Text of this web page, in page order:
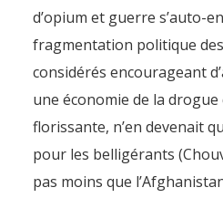
d’opium et guerre s’auto-
fragmentation politique
considérés encourageant
une économie de la
florissante, n’en devenait
pour les belligérants
pas moins que